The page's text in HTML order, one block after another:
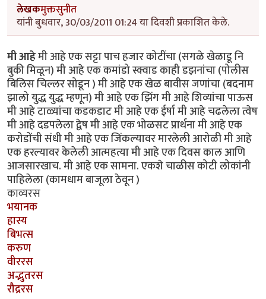
लेखकमुक्तसुनीत
यांनी बुधवार, 30/03/2011 01:24 या दिवशी प्रकाशित केले.
मी आहेमी आहे एक सट्टा पाच हजार कोटींचा (सगळे खेळाडू नि
बुकी मिळून) मी आहे एक कमांडो स्क्वाड काही डझनांचा (पोलीस
बिलिस चिल्लर सोडून ) मी आहे एक खेळ बावीस जणांचा (बदनाम
झालो युद्ध युद्ध म्हणून) मी आहे एक झिंग मी आहे शिव्यांचा पाऊस
मी आहे टाळ्यांचा कडकडाट मी आहे एक ईर्षा मी आहे चढलेला त्वेष
मी आहे दडपलेला द्वेष मी आहे एक भोळसट प्रार्थना मी आहे एक
करोडोंची संधी मी आहे एक जिंकल्यावर मारलेली आरोळी मी आहे
एक हरल्यावर केलेली आत्महत्या मी आहे एक दिवस काल आणि
आजसारखाच. मी आहे एक सामना. एकशे चाळीस कोटी लोकांनी
पाहिलेला (कामधाम बाजूला ठेवून )
काव्यरस
भयानक
हास्य
बिभत्स
करुण
वीररस
अद्भुतरस
रौद्ररस